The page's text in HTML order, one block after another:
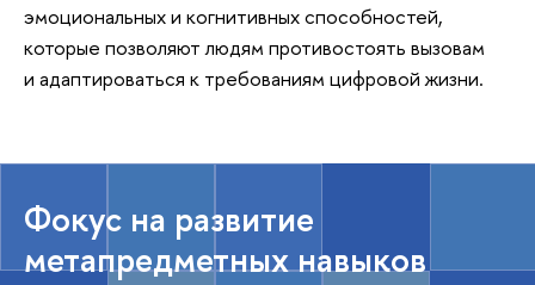
эмоциональных и когнитивных способностей,
которые позволяют людям противостоять вызовам
и адаптироваться к требованиям цифровой жизни.
Фокус на развитие
метапредметных навыков